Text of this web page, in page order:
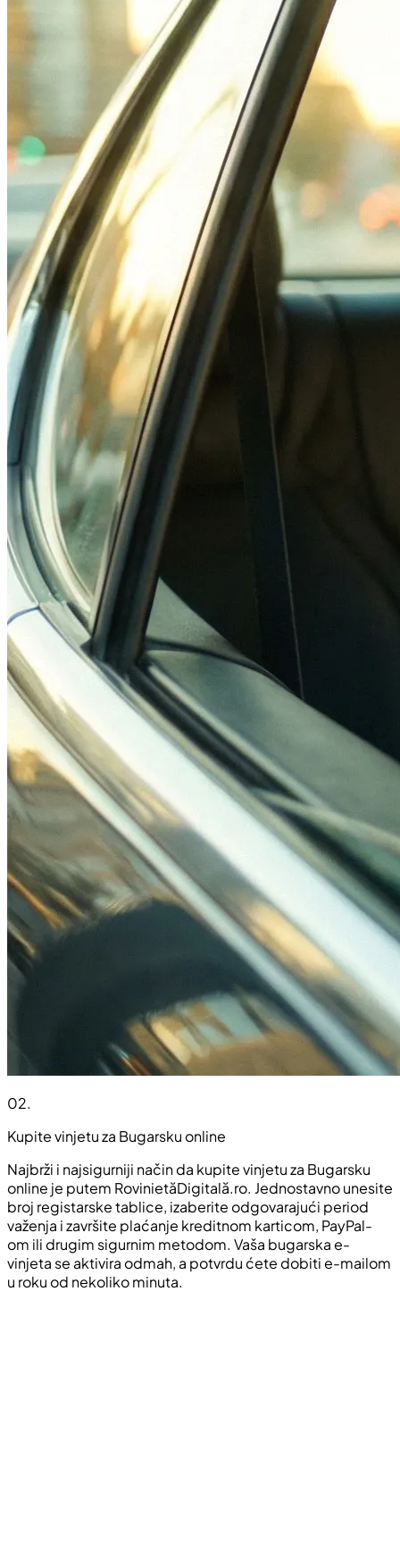
02.
Kupite vinjetu za Bugarsku online
Najbrži i najsigurniji način da kupite vinjetu za Bugarsku
online je putem RovinietăDigitală.ro. Jednostavno unesite
broj registarske tablice, izaberite odgovarajući period
važenja i završite plaćanje kreditnom karticom, PayPal-
om ili drugim sigurnim metodom. Vaša bugarska e-
vinjeta se aktivira odmah, a potvrdu ćete dobiti e-mailom
u roku od nekoliko minuta.